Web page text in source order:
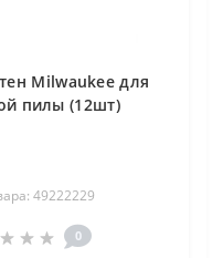
Milwaukee для
пилы (12шт)
49222229
0